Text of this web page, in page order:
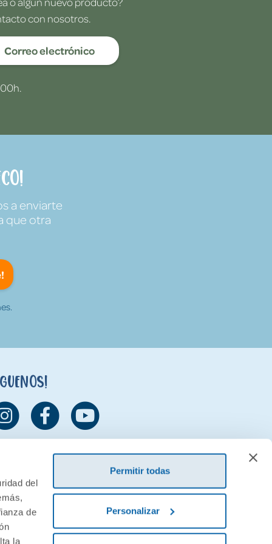
del
de
la
Permitir todas
Personalizar
con nosotros.
Correo electrónico
a enviarte
que otra